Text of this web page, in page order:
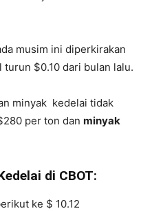
musim ini diperkirakan
$0.10 dari bulan lalu.
minyak kedelai tidak
per ton dan minyak
di CBOT:
ke $ 10.12